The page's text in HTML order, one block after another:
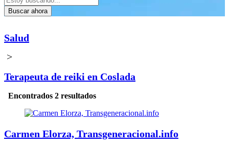
Buscar ahora
Salud
>
Terapeuta de reiki en Coslada
Encontrados 2 resultados
Carmen Elorza, Transgeneracional.info